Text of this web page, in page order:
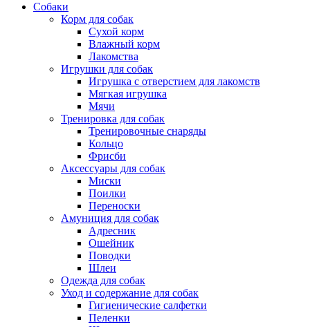
Собаки
Корм для собак
Сухой корм
Влажный корм
Лакомства
Игрушки для собак
Игрушка с отверстием для лакомств
Мягкая игрушка
Мячи
Тренировка для собак
Тренировочные снаряды
Кольцо
Фрисби
Аксессуары для собак
Миски
Поилки
Переноски
Амуниция для собак
Адресник
Ошейник
Поводки
Шлеи
Одежда для собак
Уход и содержание для собак
Гигиенические салфетки
Пеленки